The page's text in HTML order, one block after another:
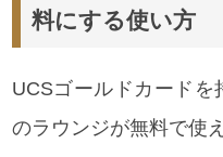
料にする使い方
UCSゴールドカード
のラウンジが無料で使